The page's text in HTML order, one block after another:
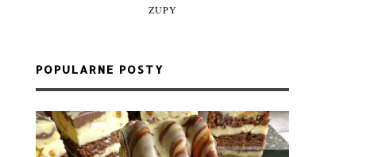
ZUPY
POPULARNE POSTY